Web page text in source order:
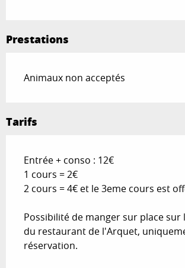
Prestations
Animaux non acceptés
Tarifs
Entrée + conso : 12€
1 cours = 2€
2 cours = 4€ et le 3eme cours est
Possibilité de manger sur place sur
du restaurant de l'Arquet,
réservation.